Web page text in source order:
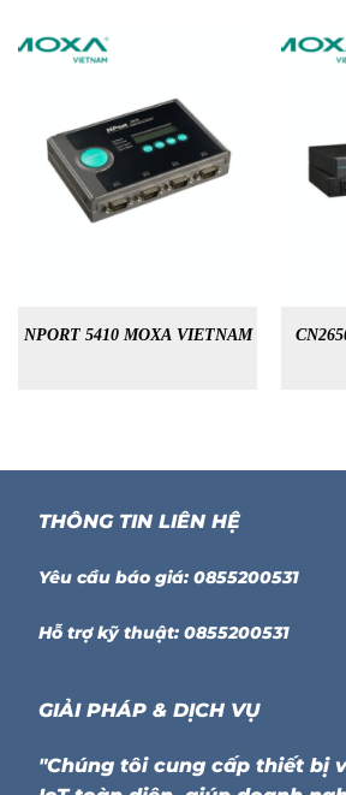
NPORT 5410 MOXA VIETNAM
THÔNG TIN LIÊN HỆ
Yêu cầu báo giá: 0855200531
Hỗ trợ kỹ thuật: 0855200531
GIẢI PHÁP & DỊCH VỤ
"Chúng tôi cung cấp thiết bị